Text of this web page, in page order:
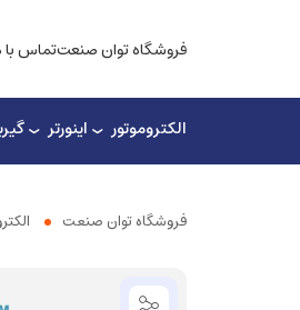
فروشگاه توان صنعتتماس با
الکتروموتور اینورتر
فروشگاه توان صنعت